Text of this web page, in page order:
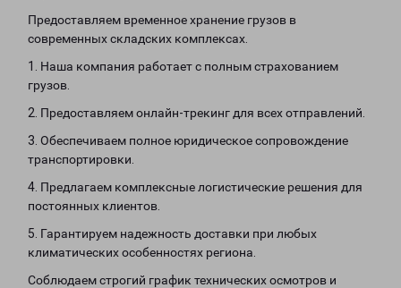
Предоставляем временное хранение грузов в
современных складских комплексах.
1. Наша компания работает с полным страхованием
грузов.
2. Предоставляем онлайн-трекинг для всех отправлений.
3. Обеспечиваем полное юридическое сопровождение
транспортировки.
4. Предлагаем комплексные логистические решения для
постоянных клиентов.
5. Гарантируем надежность доставки при любых
климатических особенностях региона.
Соблюдаем строгий график технических осмотров и